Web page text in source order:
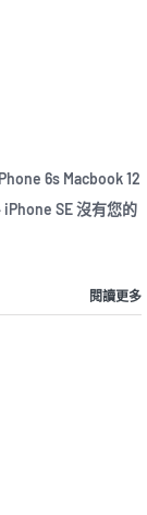
6s Macbook 12
iPhone SE 沒有您的
閱讀更多